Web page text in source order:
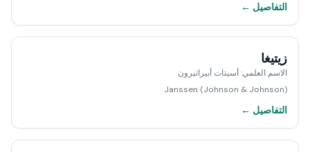
التفاصيل ←
زيتيغا
الاسم العلمي:أسيتات أبيراتيرون
Janssen (Johnson & Johnson)
التفاصيل ←